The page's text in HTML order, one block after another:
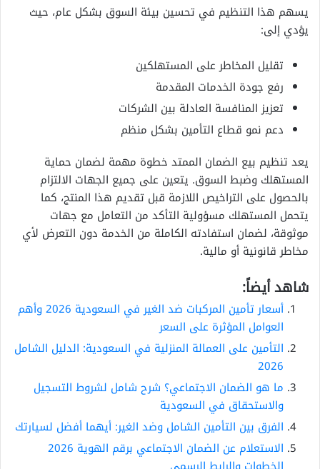
يسهم هذا التنظيم في تحسين بيئة السوق بشكل عام، حيث
يؤدي إلى:
تقليل المخاطر على المستهلكين
رفع جودة الخدمات المقدمة
تعزيز المنافسة العادلة بين الشركات
دعم نمو قطاع التأمين بشكل منظم
يعد تنظيم بيع الضمان الممتد خطوة مهمة لضمان حماية
المستهلك وضبط السوق. يتعين على جميع الجهات الالتزام
بالحصول على التراخيص اللازمة قبل تقديم هذا المنتج، كما
يتحمل المستهلك مسؤولية التأكد من التعامل مع جهات
موثوقة، لضمان استفادته الكاملة من الخدمة دون التعرض لأي
مخاطر قانونية أو مالية.
شاهد أيضاً:
أسعار تأمين المركبات ضد الغير في السعودية 2026 وأهم
العوامل المؤثرة على السعر
التأمين على العمالة المنزلية في السعودية: الدليل الشامل
2026
ما هو الضمان الاجتماعي؟ شرح شامل لشروط التسجيل
والاستحقاق في السعودية
الفرق بين التأمين الشامل وضد الغير: أيهما أفضل لسيارتك
الاستعلام عن الضمان الاجتماعي برقم الهوية 2026